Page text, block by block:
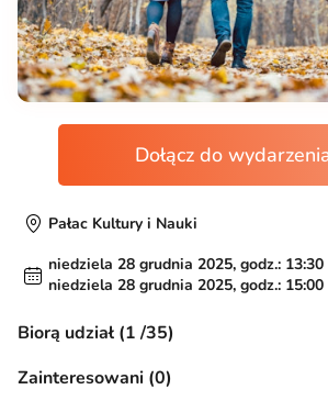
Dołącz do
Pałac Kultury i Nauki
niedziela 28 grudnia 2025, godz.: 13:30
niedziela 28 grudnia 2025, godz.: 15:00
Biorą udział (1 /35)
Zainteresowani (0)